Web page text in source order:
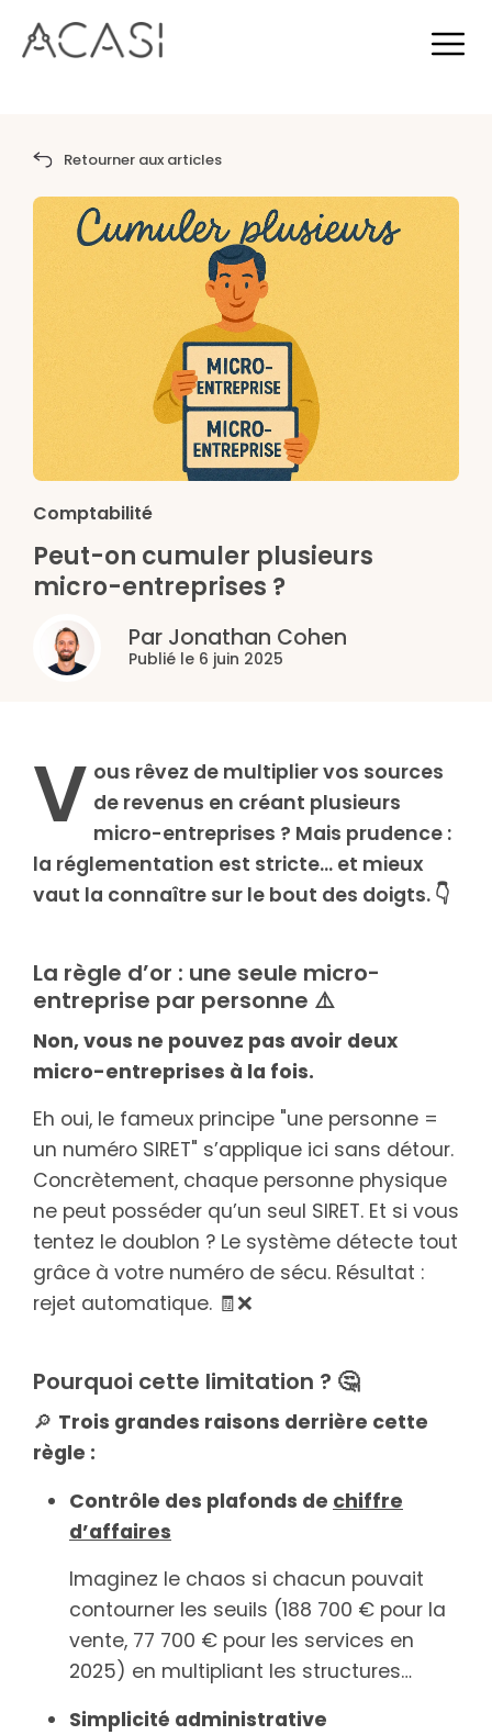
Retourner aux articles
Comptabilité
Peut-on cumuler plusieurs
micro-entreprises ?
Par Jonathan Cohen
Publié le 6 juin 2025
V ous rêvez de multiplier vos sources
de revenus en créant plusieurs
micro-entreprises ? Mais prudence :
la réglementation est stricte… et mieux
vaut la connaître sur le bout des doigts. 👇
La règle d’or : une seule micro-
entreprise par personne ⚠️
Non, vous ne pouvez pas avoir deux
micro-entreprises à la fois.
Eh oui, le fameux principe "une personne =
un numéro SIRET" s’applique ici sans détour.
Concrètement, chaque personne physique
ne peut posséder qu’un seul SIRET. Et si vous
tentez le doublon ? Le système détecte tout
grâce à votre numéro de sécu. Résultat :
rejet automatique. 🧾❌
Pourquoi cette limitation ? 🤔
🔎 Trois grandes raisons derrière cette
règle :
Contrôle des plafonds de chiffre
d’affaires
Imaginez le chaos si chacun pouvait
contourner les seuils (188 700 € pour la
vente, 77 700 € pour les services en
2025) en multipliant les structures…
Simplicité administrative